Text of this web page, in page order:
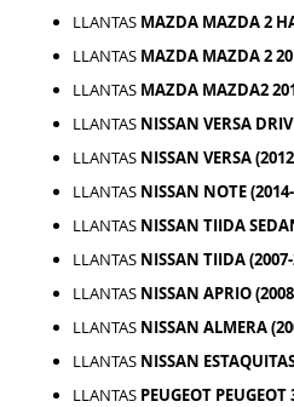
LLANTAS MAZDA MAZDA 2
LLANTAS MAZDA MAZDA 2
LLANTAS MAZDA MAZDA2
LLANTAS NISSAN VERSA
LLANTAS NISSAN VERSA
LLANTAS NISSAN NOTE
LLANTAS NISSAN TIIDA
LLANTAS NISSAN TIIDA
LLANTAS NISSAN APRIO
LLANTAS NISSAN ALMERA
LLANTAS NISSAN
LLANTAS PEUGEOT PEUGEOT